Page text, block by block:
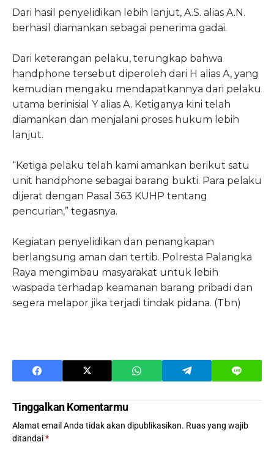
Dari hasil penyelidikan lebih lanjut, A.S. alias A.N.
berhasil diamankan sebagai penerima gadai.
Dari keterangan pelaku, terungkap bahwa
handphone tersebut diperoleh dari H alias A, yang
kemudian mengaku mendapatkannya dari pelaku
utama berinisial Y alias A. Ketiganya kini telah
diamankan dan menjalani proses hukum lebih
lanjut.
“Ketiga pelaku telah kami amankan berikut satu
unit handphone sebagai barang bukti. Para pelaku
dijerat dengan Pasal 363 KUHP tentang
pencurian,” tegasnya.
Kegiatan penyelidikan dan penangkapan
berlangsung aman dan tertib. Polresta Palangka
Raya mengimbau masyarakat untuk lebih
waspada terhadap keamanan barang pribadi dan
segera melapor jika terjadi tindak pidana. (Tbn)
Tinggalkan Komentarmu
Alamat email Anda tidak akan dipublikasikan. Ruas yang wajib
ditandai*